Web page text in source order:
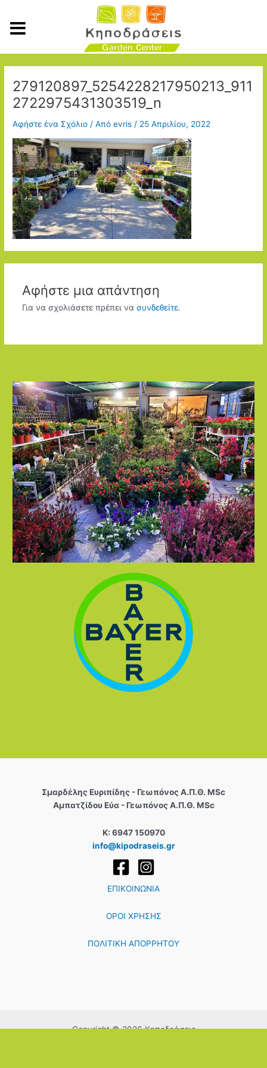
περιεχόμενο
279120897_5254228217950213_911
2722975431303519_n
Αφήστε ένα Σχόλιο / Απόevris / 25 Απριλίου, 2022
Αφήστε μια απάντηση
Για να σχολιάσετε πρέπει να συνδεθείτε.
Σµαρδέλης Ευριπίδης - Γεωπόνος Α.Π.Θ. MSc
Αμπατζίδου Εύα - Γεωπόνος Α.Π.Θ. MSc
Κ: 6947 150970
info@kipodraseis.gr
ΕΠΙΚΟΙΝΩΝΙΑ
ΟΡΟΙ ΧΡΗΣΗΣ
ΠΟΛΙΤΙΚΗ ΑΠΟΡΡΗΤΟΥ
Copyright © 2026 Κηποδράσεις